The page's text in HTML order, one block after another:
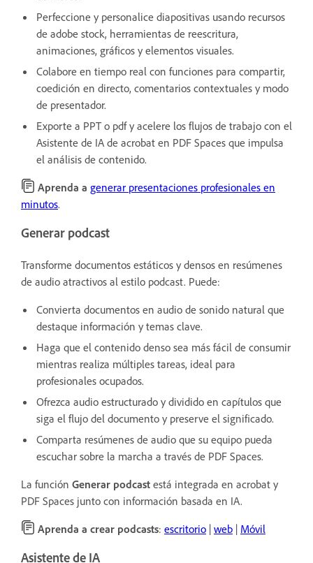
Perfeccione y personalice diapositivas usando recursos
de adobe stock, herramientas de reescritura,
animaciones, gráficos y elementos visuales.
Colabore en tiempo real con funciones para compartir,
coedición en directo, comentarios contextuales y modo
de presentador.
Exporte a PPT o pdf y acelere los flujos de trabajo con el
Asistente de IA de acrobat en PDF Spaces que impulsa
el análisis de contenido.
Aprenda a generar presentaciones profesionales en
minutos.
Generar podcast
Transforme documentos estáticos y densos en resúmenes
de audio atractivos al estilo podcast. Puede:
Convierta documentos en audio de sonido natural que
destaque información y temas clave.
Haga que el contenido denso sea más fácil de consumir
mientras realiza múltiples tareas, ideal para
profesionales ocupados.
Ofrezca audio estructurado y dividido en capítulos que
siga el flujo del documento y preserve el significado.
Comparta resúmenes de audio que su equipo pueda
escuchar sobre la marcha a través de PDF Spaces.
La función Generar podcast está integrada en acrobat y
PDF Spaces junto con información basada en IA.
Aprenda a crear podcasts: escritorio | web | Móvil
Asistente de IA